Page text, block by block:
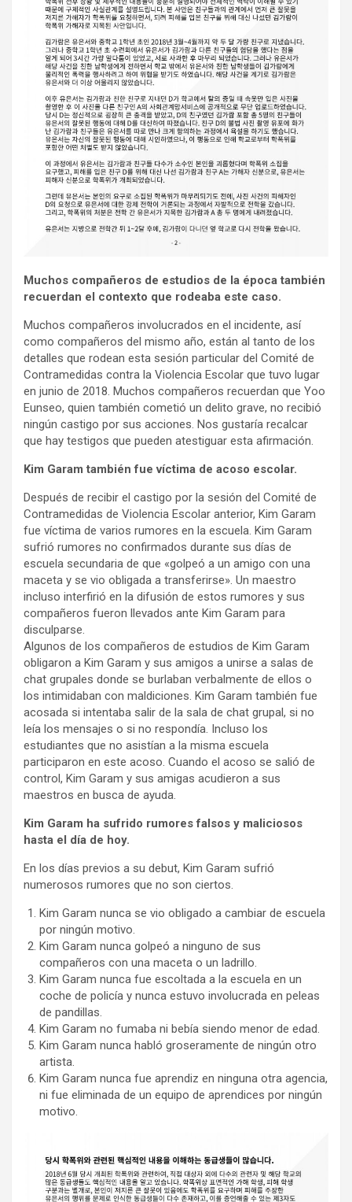
Muchos compañeros de estudios de la época también
recuerdan el contexto que rodeaba este caso.
Muchos compañeros involucrados en el incidente, así
como compañeros del mismo año, están al tanto de los
detalles que rodean esta sesión particular del Comité de
Contramedidas contra la Violencia Escolar que tuvo lugar
en junio de 2018. Muchos compañeros recuerdan que Yoo
Eunseo, quien también cometió un delito grave, no recibió
ningún castigo por sus acciones. Nos gustaría recalcar
que hay testigos que pueden atestiguar esta afirmación.
Kim Garam también fue víctima de acoso escolar.
Después de recibir el castigo por la sesión del Comité de
Contramedidas de Violencia Escolar anterior, Kim Garam
fue víctima de varios rumores en la escuela. Kim Garam
sufrió rumores no confirmados durante sus días de
escuela secundaria de que «golpeó a un amigo con una
maceta y se vio obligada a transferirse». Un maestro
incluso interfirió en la difusión de estos rumores y sus
compañeros fueron llevados ante Kim Garam para
disculparse.
Algunos de los compañeros de estudios de Kim Garam
obligaron a Kim Garam y sus amigos a unirse a salas de
chat grupales donde se burlaban verbalmente de ellos o
los intimidaban con maldiciones. Kim Garam también fue
acosada si intentaba salir de la sala de chat grupal, si no
leía los mensajes o si no respondía. Incluso los
estudiantes que no asistían a la misma escuela
participaron en este acoso. Cuando el acoso se salió de
control, Kim Garam y sus amigas acudieron a sus
maestros en busca de ayuda.
Kim Garam ha sufrido rumores falsos y maliciosos
hasta el día de hoy.
En los días previos a su debut, Kim Garam sufrió
numerosos rumores que no son ciertos.
Kim Garam nunca se vio obligado a cambiar de escuela
por ningún motivo.
Kim Garam nunca golpeó a ninguno de sus
compañeros con una maceta o un ladrillo.
Kim Garam nunca fue escoltada a la escuela en un
coche de policía y nunca estuvo involucrada en peleas
de pandillas.
Kim Garam no fumaba ni bebía siendo menor de edad.
Kim Garam nunca habló groseramente de ningún otro
artista.
Kim Garam nunca fue aprendiz en ninguna otra agencia,
ni fue eliminada de un equipo de aprendices por ningún
motivo.